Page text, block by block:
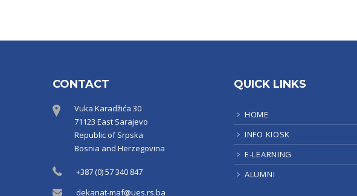
CONTACT
Vuka Karadžića 30
71123 East Sarajevo
Republic of Srpska
Bosnia and Herzegovina
+387 (0) 57 340 847
dekanat-maf@ues.rs.ba
QUICK LINKS
HOME
INFO KIOSK
E-LEARNING
ALUMNI